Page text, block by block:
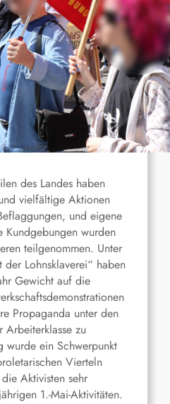
des Landes haben
vielfältige Aktionen
und eigene
Kundgebungen wurden
teilgenommen. Unter
Lohnsklaverei“ haben
Gewicht auf die
Propaganda unter den
Arbeiterklasse zu
wurde ein Schwerpunkt
Vierteln
Aktivisten sehr
1.-Mai-Aktivitäten.